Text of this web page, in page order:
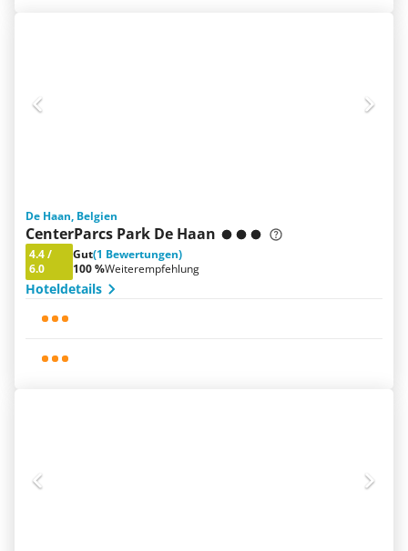
De Haan, Belgien
CenterParcs Park De Haan
4.4/
6.0
Gut(1 Bewertungen)
100 %Weiterempfehlung
Hoteldetails